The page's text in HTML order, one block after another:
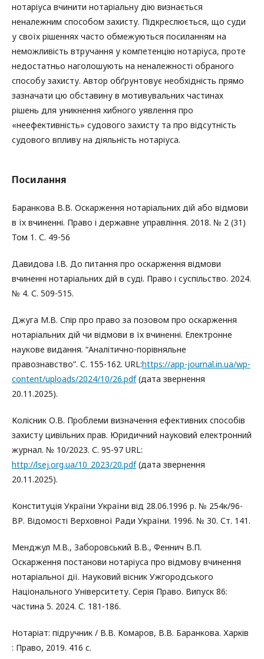
нотаріуса вчинити нотаріальну дію визнається
неналежним способом захисту. Підкреслюється, що суди
у своїх рішеннях часто обмежуються посиланням на
неможливість втручання у компетенцію нотаріуса, проте
недостатньо наголошують на неналежності обраного
способу захисту. Автор обґрунтовує необхідність прямо
зазначати цю обставину в мотивувальних частинах
рішень для уникнення хибного уявлення про
«неефективність» судового захисту та про відсутність
судового впливу на діяльність нотаріуса.
Посилання
Баранкова В.В. Оскарження нотаріальних дій або відмови
в їх вчиненні. Право і державне управління. 2018. № 2 (31)
Том 1. С. 49-56
Давидова І.В. До питання про оскарження відмови
вчиненні нотаріальних дій в суді. Право і суспільство. 2024.
№ 4. С. 509-515.
Джуга М.В. Спір про право за позовом про оскарження
нотаріальних дій чи відмови в їх вчиненні. Електронне
наукове видання. “Аналітично-порівняльне
правознавство”. С. 155-162. URL:https://app-journal.in.ua/wp-
content/uploads/2024/10/26.pdf(дата звернення
20.11.2025).
Колісник О.В. Проблеми визначення ефективних способів
захисту цивільних прав. Юридичний науковий електронний
журнал. № 10/2023. С. 95-97 URL:
http://lsej.org.ua/10_2023/20.pdf(дата звернення
20.11.2025).
Конституція України України від 28.06.1996 р. № 254к/96-
ВР. Відомості Верховної Ради України. 1996. № 30. Ст. 141.
Менджул М.В., Заборовський В.В., Феннич В.П.
Оскарження постанови нотаріуса про відмову вчинення
нотаріальної дії. Науковий вісник Ужгородського
Національного Університету. Серія Право. Випуск 86:
частина 5. 2024. С. 181-186.
Нотаріат: підручник / В.В. Комаров, В.В. Баранкова. Харків
: Право, 2019. 416 с.